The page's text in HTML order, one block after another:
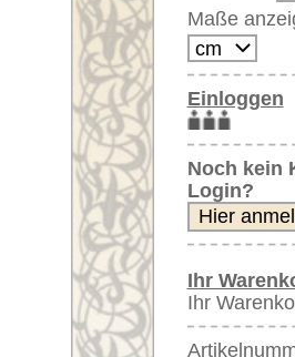
Ihr Warenkorb:
Ihr Warenkorb ist leer.
Artikelnummer:
Moderne Teppiche
Orientteppiche
Unifarben/ungemustert
Seidenteppiche
Große Teppiche
(über 300x200 cm)
Sehr große XL Teppiche
(über 400x200 cm)
Riesige XXL Teppiche
(über 600x200 cm)
Läufer / Galerien